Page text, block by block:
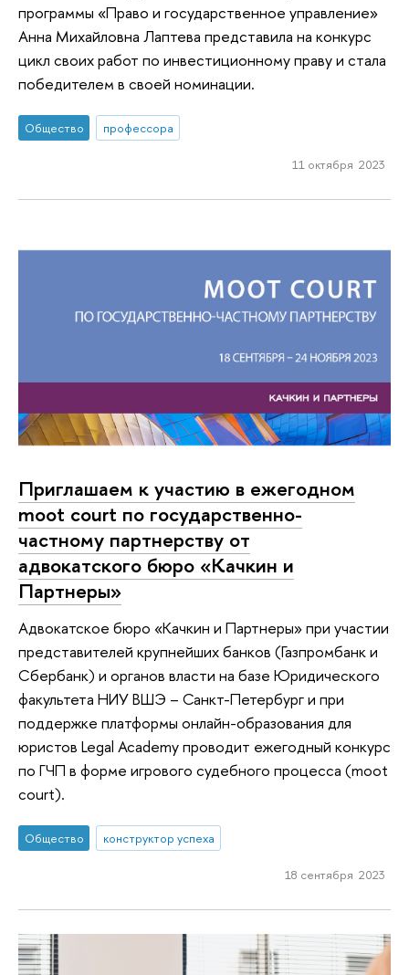
программы «Право и государственное управление»
Анна Михайловна Лаптева представила на конкурс
цикл своих работ по инвестиционному праву и стала
победителем в своей номинации.
Общество профессора
11 октября 2023
Приглашаем к участию в ежегодном
moot court по государственно-
частному партнерству от
адвокатского бюро «Качкин и
Партнеры»
Адвокатское бюро «Качкин и Партнеры» при участии
представителей крупнейших банков (Газпромбанк и
Сбербанк) и органов власти на базе Юридического
факультета НИУ ВШЭ – Санкт-Петербург и при
поддержке платформы онлайн-образования для
юристов Legal Academy проводит ежегодный конкурс
по ГЧП в форме игрового судебного процесса (moot
court).
Общество конструктор успеха
18 сентября 2023